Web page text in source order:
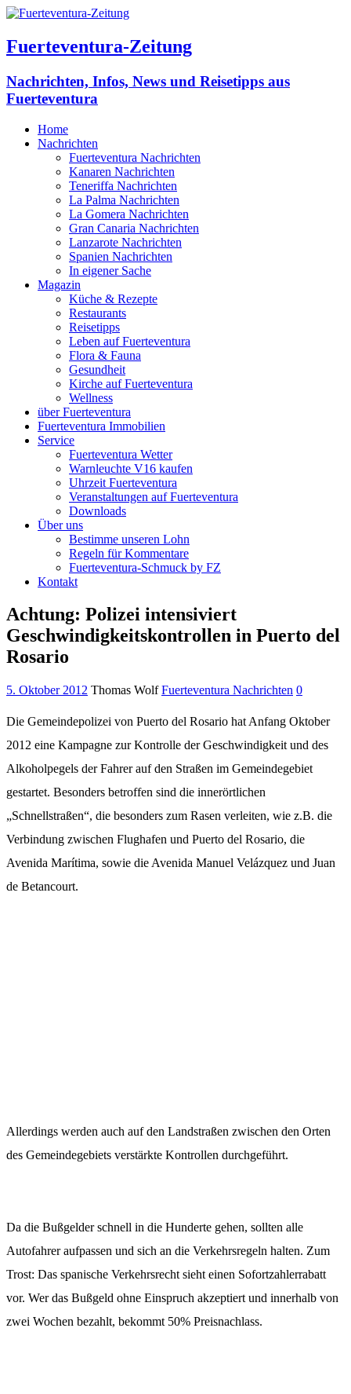
Fuerteventura-Zeitung
Nachrichten, Infos, News und Reisetipps aus
Fuerteventura
Home
Nachrichten
Fuerteventura Nachrichten
Kanaren Nachrichten
Teneriffa Nachrichten
La Palma Nachrichten
La Gomera Nachrichten
Gran Canaria Nachrichten
Lanzarote Nachrichten
Spanien Nachrichten
In eigener Sache
Magazin
Küche & Rezepte
Restaurants
Reisetipps
Leben auf Fuerteventura
Flora & Fauna
Gesundheit
Kirche auf Fuerteventura
Wellness
über Fuerteventura
Fuerteventura Immobilien
Service
Fuerteventura Wetter
Warnleuchte V16 kaufen
Uhrzeit Fuerteventura
Veranstaltungen auf Fuerteventura
Downloads
Über uns
Bestimme unseren Lohn
Regeln für Kommentare
Fuerteventura-Schmuck by FZ
Kontakt
Achtung: Polizei intensiviert
Geschwindigkeitskontrollen in Puerto del
Rosario
5. Oktober 2012 Thomas Wolf Fuerteventura Nachrichten 0
Die Gemeindepolizei von Puerto del Rosario hat Anfang Oktober
2012 eine Kampagne zur Kontrolle der Geschwindigkeit und des
Alkoholpegels der Fahrer auf den Straßen im Gemeindegebiet
gestartet. Besonders betroffen sind die innerörtlichen
„Schnellstraßen“, die besonders zum Rasen verleiten, wie z.B. die
Verbindung zwischen Flughafen und Puerto del Rosario, die
Avenida Marítima, sowie die Avenida Manuel Velázquez und Juan
de Betancourt.
Allerdings werden auch auf den Landstraßen zwischen den Orten
des Gemeindegebiets verstärkte Kontrollen durchgeführt.
Da die Bußgelder schnell in die Hunderte gehen, sollten alle
Autofahrer aufpassen und sich an die Verkehrsregeln halten. Zum
Trost: Das spanische Verkehrsrecht sieht einen Sofortzahlerrabatt
vor. Wer das Bußgeld ohne Einspruch akzeptiert und innerhalb von
zwei Wochen bezahlt, bekommt 50% Preisnachlass.